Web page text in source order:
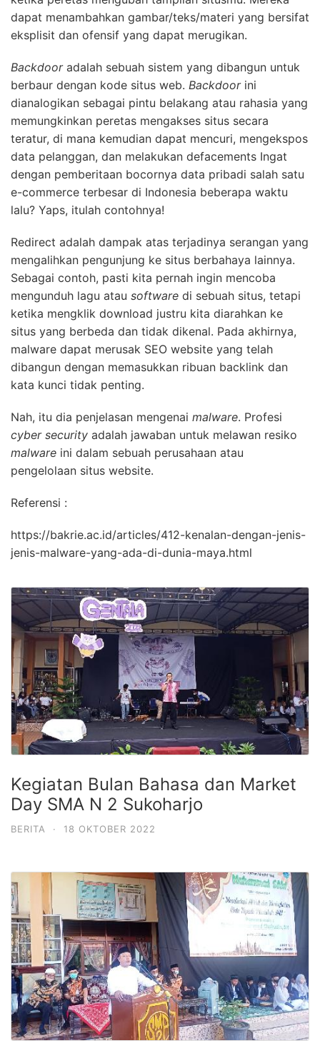
dapat menambahkan gambar/teks/materi yang bersifat
eksplisit dan ofensif yang dapat merugikan.
Backdooradalah sebuah sistem yang dibangun untuk
berbaur dengan kode situs web. Backdoorini
dianalogikan sebagai pintu belakang atau rahasia yang
memungkinkan peretas mengakses situs secara
teratur, di mana kemudian dapat mencuri, mengekspos
data pelanggan, dan melakukan defacements Ingat
dengan pemberitaan bocornya data pribadi salah satu
e-commerce terbesar di Indonesia beberapa waktu
lalu? Yaps, itulah contohnya!
Redirect adalah dampak atas terjadinya serangan yang
mengalihkan pengunjung ke situs berbahaya lainnya.
Sebagai contoh, pasti kita pernah ingin mencoba
mengunduh lagu atau software di sebuah situs, tetapi
ketika mengklik download justru kita diarahkan ke
situs yang berbeda dan tidak dikenal. Pada akhirnya,
malware dapat merusak SEO website yang telah
dibangun dengan memasukkan ribuan backlink dan
kata kunci tidak penting.
Nah, itu dia penjelasan mengenai malware. Profesi
cyber security adalah jawaban untuk melawan resiko
malware ini dalam sebuah perusahaan atau
pengelolaan situs website.
Referensi :
https://bakrie.ac.id/articles/412-kenalan-dengan-jenis-
jenis-malware-yang-ada-di-dunia-maya.html
Kegiatan Bulan Bahasa dan Market
Day SMA N 2 Sukoharjo
BERITA · 18 OKTOBER 2022